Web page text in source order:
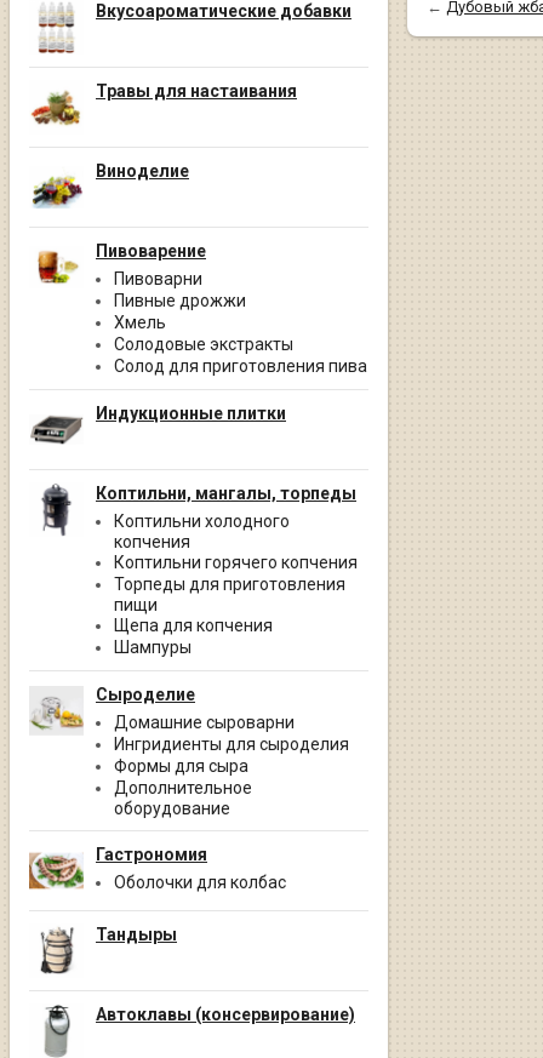
Вкусоароматические добавки
Травы для настаивания
Виноделие
Пивоварение
Пивоварни
Пивные дрожжи
Хмель
Солодовые экстракты
Солод для приготовления пива
Индукционные плитки
Коптильни, мангалы, торпеды
Коптильни холодного
копчения
Коптильни горячего копчения
Торпеды для приготовления
пищи
Щепа для копчения
Шампуры
Сыроделие
Домашние сыроварни
Ингридиенты для сыроделия
Формы для сыра
Дополнительное
оборудование
Гастрономия
Оболочки для колбас
Тандыры
Автоклавы (консервирование)
← Дубовый